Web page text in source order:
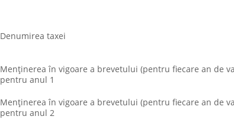
Denumirea taxei
Menţinerea în vigoare a brevetului (pentru fiecare an de
pentru anul 1
Menţinerea în vigoare a brevetului (pentru fiecare an de
pentru anul 2